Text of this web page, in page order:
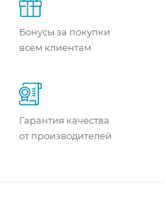
Бонусы за покупки
всем клиентам
Гарантия качества
от производителей